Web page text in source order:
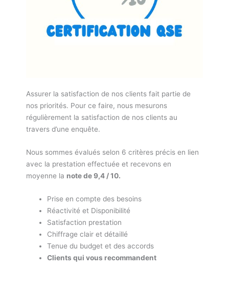
Assurer la satisfaction de nos clients fait partie de
nos priorités. Pour ce faire, nous mesurons
régulièrement la satisfaction de nos clients au
travers d’une enquête.
Nous sommes évalués selon 6 critères précis en lien
avec la prestation effectuée et recevons en
moyenne la note de 9,4 / 10.
Prise en compte des besoins
Réactivité et Disponibilité
Satisfaction prestation
Chiffrage clair et détaillé
Tenue du budget et des accords
Clients qui vous recommandent